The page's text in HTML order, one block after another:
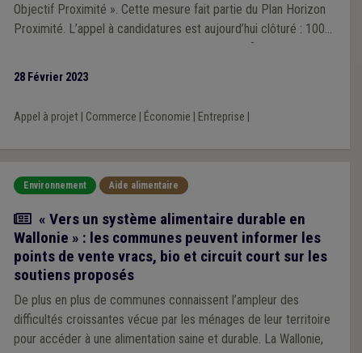
Objectif Proximité ». Cette mesure fait partie du Plan Horizon
Proximité. L’appel à candidatures est aujourd’hui clôturé : 100
Villes et Communes de Wallonie pourront bénéficier du
28 Février 2023
Appel à projet| Commerce Économie Entreprise
Environnement Aide alimentaire
Actualité
« Vers un système alimentaire durable en
Wallonie » : les communes peuvent informer les
points de vente vracs, bio et circuit court sur les
soutiens proposés
De plus en plus de communes connaissent l’ampleur des
difficultés croissantes vécue par les ménages de leur territoire
pour accéder à une alimentation saine et durable. La Wallonie,